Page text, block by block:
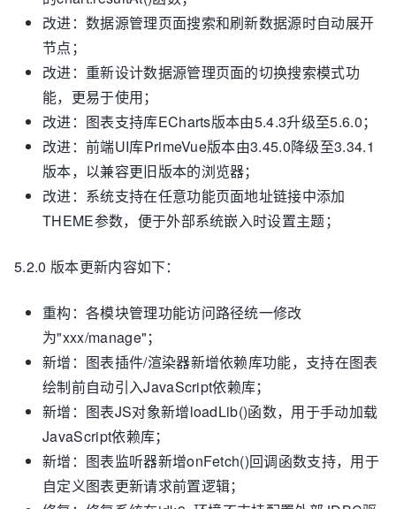
改进：数据源管理页面搜索和刷新数据源时自动展开
节点；
改进：重新设计数据源管理页面的切换搜索模式功
能，更易于使用；
改进：图表支持库ECharts版本由5.4.3升级至5.6.0；
改进：前端UI库PrimeVue版本由3.45.0降级至3.34.1
版本，以兼容更旧版本的浏览器；
改进：系统支持在任意功能页面地址链接中添加
THEME参数，便于外部系统嵌入时设置主题；
5.2.0 版本更新内容如下：
重构：各模块管理功能访问路径统一修改
为"xxx/manage"；
新增：图表插件/渲染器新增依赖库功能，支持在图表
绘制前自动引入JavaScript依赖库；
新增：图表JS对象新增loadLib()函数，用于手动加载
JavaScript依赖库；
新增：图表监听器新增onFetch()回调函数支持，用于
自定义图表更新请求前置逻辑；